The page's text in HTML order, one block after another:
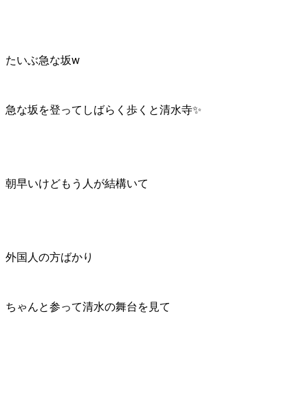
たいぶ急な坂w
急な坂を登ってしばらく歩くと清水寺✨
朝早いけどもう人が結構いて
外国人の方ばかり
ちゃんと参って清水の舞台を見て